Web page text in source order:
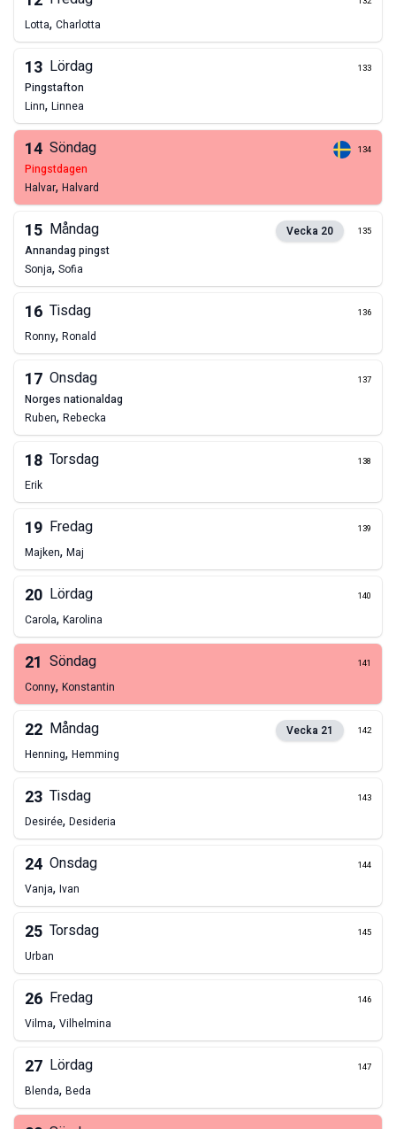
Lotta, Charlotta
13 Lördag 133
pingstafton
Linn, Linnea
14 Söndag 134
pingstdagen
Halvar, Halvard
15 Måndag Vecka 20 135
annandag pingst
Sonja, Sofia
16 Tisdag 136
Ronny, Ronald
17 Onsdag 137
norges nationaldag
Ruben, Rebecka
18 Torsdag 138
Erik
19 Fredag 139
Majken, Maj
20 Lördag 140
Carola, Karolina
21 Söndag 141
Conny, Konstantin
22 Måndag Vecka 21 142
Henning, Hemming
23 Tisdag 143
Desirée, Desideria
24 Onsdag 144
Vanja, Ivan
25 Torsdag 145
Urban
26 Fredag 146
Vilma, Vilhelmina
27 Lördag 147
Blenda, Beda